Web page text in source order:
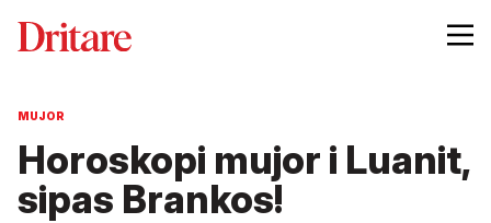
MUJOR
Horoskopi mujor i Luanit,
sipas Brankos!